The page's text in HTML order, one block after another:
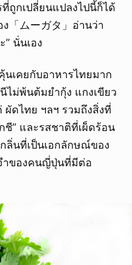
ถูกเปลี่ยนแปลงไปนี้ก็ได้
ムーガタ」อ่านว่า
” นั่นเอง
เคยกับอาหารไทยมาก
ม่พ้นต้มยำกุ้ง แกงเขียว
ผัดไทย ฯลฯ รวมถึงสิ่งที่
ชี” และรสชาติที่เผ็ดร้อน
ลิ่นที่เป็นเอกลักษณ์ของ
ำของคนญี่ปุ่นที่มีต่อ